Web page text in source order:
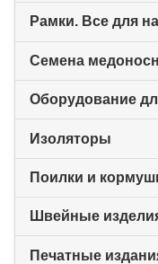
Рамки. Все для
Семена
Оборудование
Изоляторы
Поилки и
Швейные
Печатные